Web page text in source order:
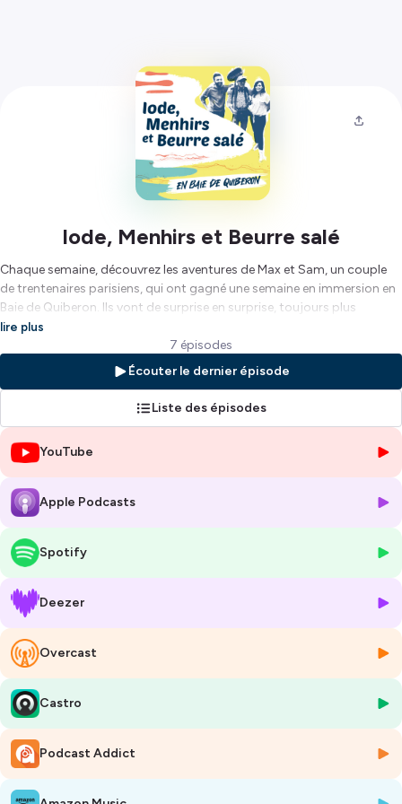
Iode, Menhirs et Beurre salé
Chaque semaine, découvrez les aventures de Max et Sam, un couple
de trentenaires parisiens, qui ont gagné une semaine en immersion en
Baie de Quiberon. Ils vont de surprise en surprise, toujours plus
enthousiastes à la découverte des multiples facettes de cette
Réalisation : Akken - Scénario : Laurence Giuliani - Comédien.ne.s :
Anne-Laure Chauvet et Jérémy Sanaghéal - Prises de sons et mixage :
Assistante monteuse : Lola Perret - Création graphique : Jordan
Gentes
Hébergé par Ausha. Visitez
pour plus d'informations.
lire plus
7 épisodes
Écouter le dernier épisode
Liste des épisodes
YouTube
Apple Podcasts
Spotify
Deezer
Overcast
Castro
Podcast Addict